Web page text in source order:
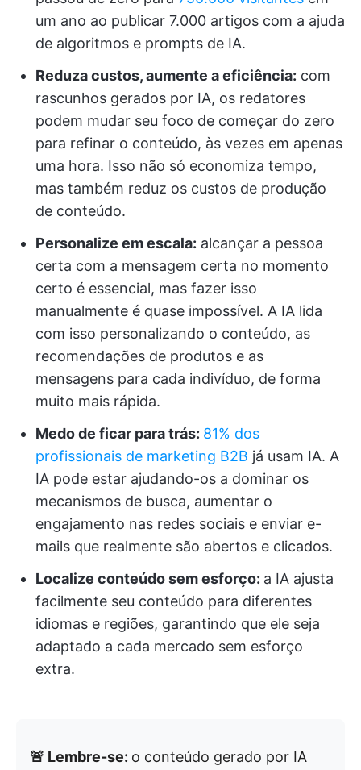
um ano ao publicar 7.000 artigos com a ajuda
de algoritmos e prompts de IA.
Reduza custos, aumente a eficiência: com
rascunhos gerados por IA, os redatores
podem mudar seu foco de começar do zero
para refinar o conteúdo, às vezes em apenas
uma hora. Isso não só economiza tempo,
mas também reduz os custos de produção
de conteúdo.
Personalize em escala: alcançar a pessoa
certa com a mensagem certa no momento
certo é essencial, mas fazer isso
manualmente é quase impossível. A IA lida
com isso personalizando o conteúdo, as
recomendações de produtos e as
mensagens para cada indivíduo, de forma
muito mais rápida.
Medo de ficar para trás: 81% dos
profissionais de marketing B2B já usam IA. A
IA pode estar ajudando-os a dominar os
mecanismos de busca, aumentar o
engajamento nas redes sociais e enviar e-
mails que realmente são abertos e clicados.
Localize conteúdo sem esforço: a IA ajusta
facilmente seu conteúdo para diferentes
idiomas e regiões, garantindo que ele seja
adaptado a cada mercado sem esforço
extra.
🚨 Lembre-se: o conteúdo gerado por IA